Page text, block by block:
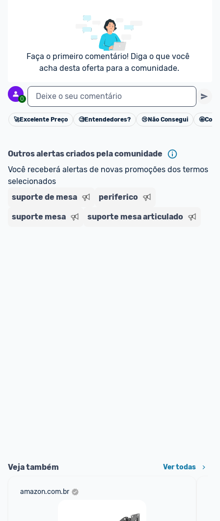
Faça o primeiro comentário! Diga o que você
acha desta oferta para a comunidade.
0 Deixe o seu comentário
Cancelar
🚀Excelente Preço 🧐Entendedores? 😢 Não Consegui 🤩
Outros alertas criados pela comunidade
Você receberá alertas de novas promoções dos termos
selecionados
suporte de mesa
periferico
suporte mesa suporte mesa articulado
Veja também Ver todas
amazon.com.br